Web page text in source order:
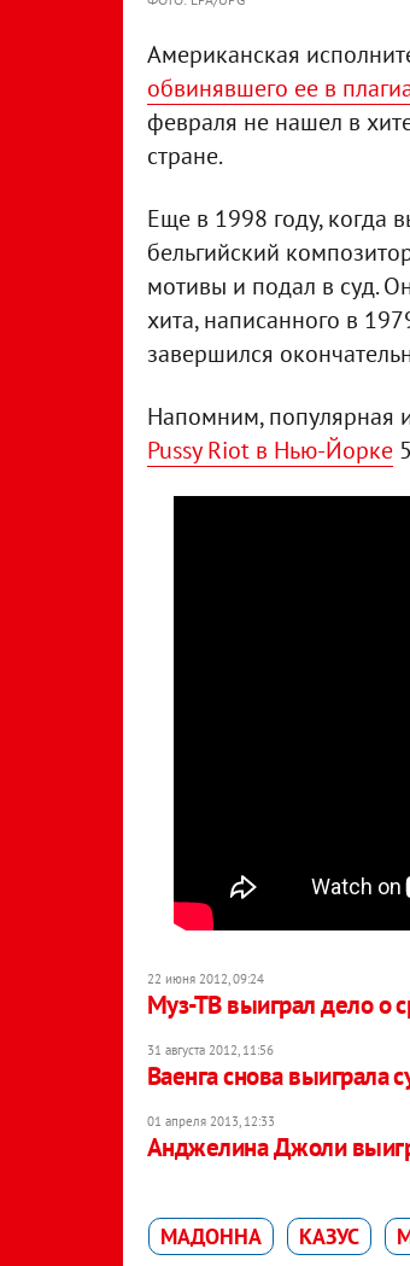
Американская
обвинявшего ее в
февраля не нашел в
стране.
Еще в 1998 году, когда
бельгийский
мотивы и подал в суд.
хита, написанного в
завершился
Напомним, популярная
Pussy Riot в Нью-Йорке
22 июня 2012, 09:24
Муз-ТВ выиграл дело о
31 августа 2012, 11:56
Ваенга снова выиграла
01 апреля 2013, 12:33
Анджелина Джоли
МАДОННA КАЗУС